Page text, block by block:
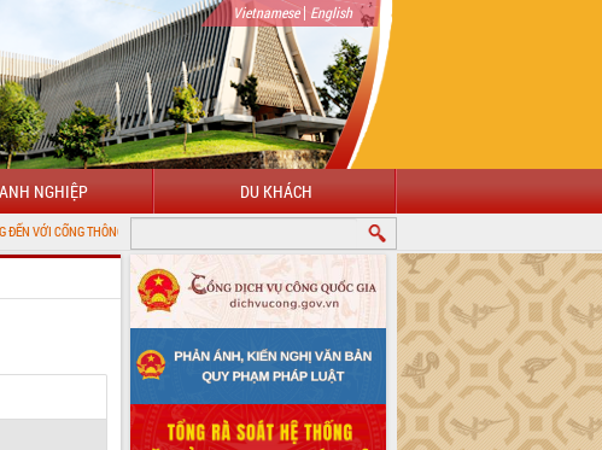
Vietnamese| English
NGHIỆP DU KHÁCH
THÔNG TIN ĐIỆN TỬ TỈNH ĐẮK LẮK